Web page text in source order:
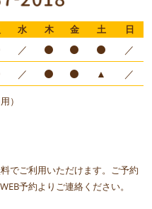
水 木 金 土
日
／ ／
／ ▲ ／
）
でご利用いただけます。ご予約
予約よりご連絡ください。